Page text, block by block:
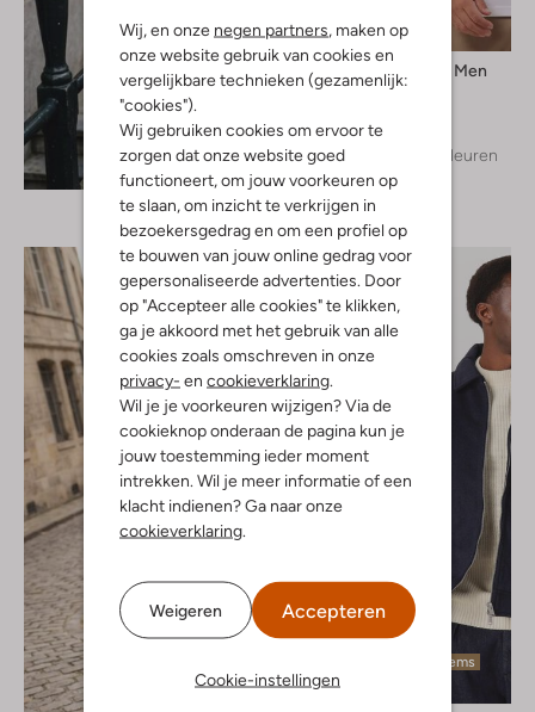
Wij, en onze negen partners, maken op
onze website gebruik van cookies en
vergelijkbare technieken (gezamenlijk:
"cookies").
Wij gebruiken cookies om ervoor te
zorgen dat onze website goed
functioneert, om jouw voorkeuren op
te slaan, om inzicht te verkrijgen in
bezoekersgedrag en om een profiel op
te bouwen van jouw online gedrag voor
gepersonaliseerde advertenties. Door
op "Accepteer alle cookies" te klikken,
ga je akkoord met het gebruik van alle
cookies zoals omschreven in onze
privacy- en cookieverklaring.
Wil je je voorkeuren wijzigen? Via de
cookieknop onderaan de pagina kun je
jouw toestemming ieder moment
intrekken. Wil je meer informatie of een
klacht indienen? Ga naar onze
cookieverklaring.
Weigeren Accepteren
Cookie-instellingen
Ontdek de look
Selected Men
T-shirt
+ meer kleuren
Laatste items